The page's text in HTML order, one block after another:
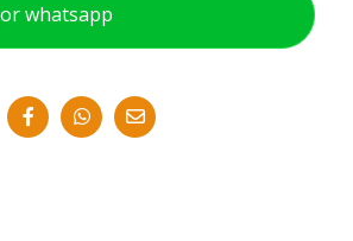
whatsapp